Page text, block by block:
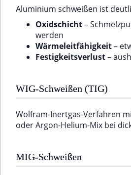
Aluminium schweißen ist
Oxidschicht–
werden
Wärmeleitfähigkeit–
Festigkeitsverlust–
WIG-Schweißen (TIG)
Wolfram-Inertgas-Verfahren
oder Argon-Helium-Mix bei
MIG-Schweißen